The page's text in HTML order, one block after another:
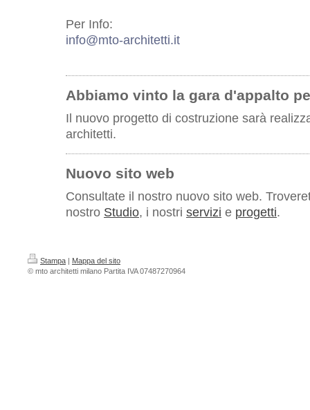
Per Info:
info@mto-architetti.it
Abbiamo vinto la gara d'appalto
Il nuovo progetto di costruzione sarà
architetti.
Nuovo sito web
Consultate il nostro nuovo sito web.
nostro Studio, i nostri servizi e progetti.
Stampa | Mappa del sito
© mto architetti milano Partita IVA 07487270964